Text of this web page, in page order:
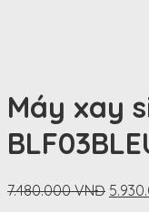
Máy xay
7.480.000VNĐ